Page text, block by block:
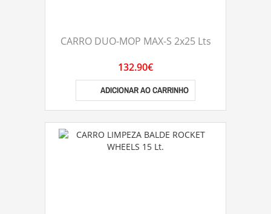
CARRO DUO-MOP MAX-S 2x25 Lts
132.90€
ADICIONAR AO CARRINHO